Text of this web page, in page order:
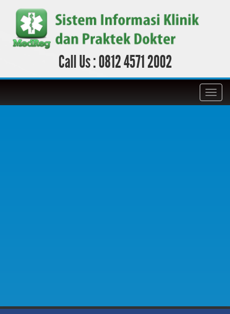
Call Us :0812 4571 2002